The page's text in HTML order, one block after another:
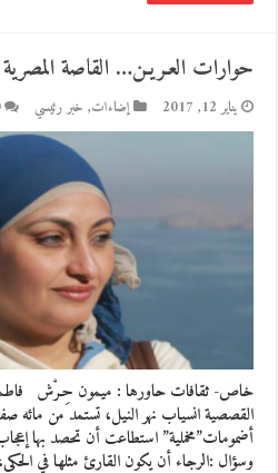
حوارات العـريـن… القاصة
يناير 12, 2017 إضاءات, خبر رئيسي
خاص- ثقافات حاورها : ميمون حِـرْش
القصصية انسياب نهر النيل، تستمد من مائه
أضمومات”مخملية” استطاعت أن تحصد بها
وسؤال :الرجاء أن يكون القارئ مثلها في